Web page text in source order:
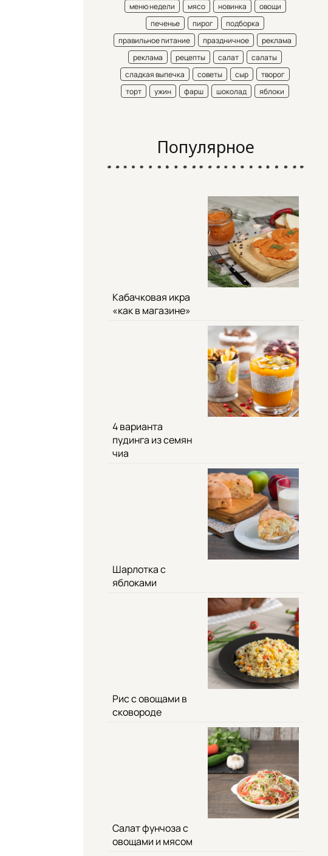
меню недели
мясо новинка
овощи
печенье
пирог
подборка
правильное питание
праздничное
реклама
реклама
рецепты салат
салаты
сладкая выпечка
советы сыр
творог
торт
ужин фарш шоколад яблоки
Популярное
Кабачковая икра
«как в магазине»
4 варианта
пудинга из семян
чиа
Шарлотка с
яблоками
Рис с овощами в
сковороде
Салат фунчоза с
овощами и мясом